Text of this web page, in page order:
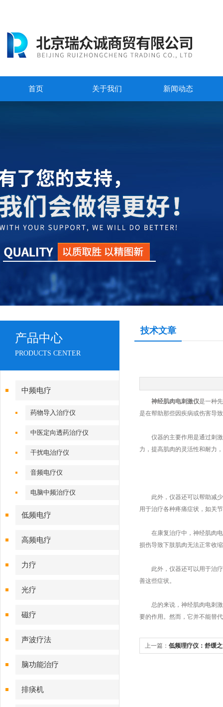
首页 关于我们 新闻动态
产品中心
PRODUCTS CENTER
中频电疗
药物导入治疗仪
中医定向透药治疗仪
干扰电治疗仪
音频电疗仪
电脑中频治疗仪
低频电疗
高频电疗
力疗
光疗
磁疗
声波疗法
脑功能治疗
排痰机
技术文章
神经肌肉电刺激仪是一种
是在帮助那些因疾病或伤害导
仪器的主要作用是通过刺激
力，提高肌肉的灵活性和耐力
此外，仪器还可以帮助减少
用于治疗各种疼痛症状，如关
在康复治疗中，神经肌肉电
损伤导致下肢肌肉无法正常收
此外，仪器还可以用于治疗
善这些症状。
总的来说，神经肌肉电刺激
要的作用。然而，它并不能替
上一篇： 低频理疗仪：舒缓